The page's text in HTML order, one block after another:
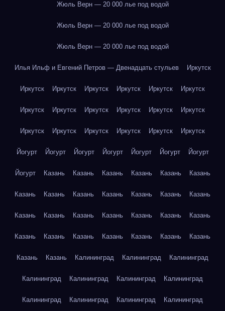
Жюль Верн — 20 000 лье под водой
Жюль Верн — 20 000 лье под водой
Жюль Верн — 20 000 лье под водой
Илья Ильф и Евгений Петров — Двенадцать стульев Иркутск
Иркутск Иркутск Иркутск Иркутск Иркутск Иркутск
Иркутск Иркутск Иркутск Иркутск Иркутск Иркутск
Иркутск Иркутск Иркутск Иркутск Иркутск Иркутск
Йогурт Йогурт Йогурт Йогурт Йогурт Йогурт Йогурт
Йогурт Казань Казань Казань Казань Казань Казань
Казань Казань Казань Казань Казань Казань Казань
Казань Казань Казань Казань Казань Казань Казань
Казань Казань Казань Казань Казань Казань Казань
Казань Казань Калининград Калининград Калининград
Калининград Калининград Калининград Калининград
Калининград Калининград Калининград Калининград